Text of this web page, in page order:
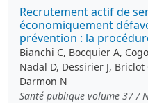
Recrutement actif de
économiquement
prévention : la
Bianchi C, Bocquier A,
Nadal D, Dessirier J, Briclot
Darmon N
Santé publique volume 37 /